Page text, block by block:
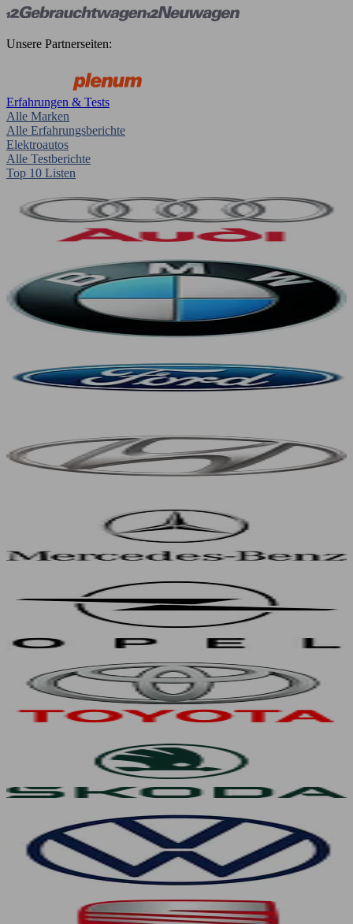
Unsere Partnerseiten:
Erfahrungen & Tests
Alle Marken
Alle Erfahrungsberichte
Elektroautos
Alle Testberichte
Top 10 Listen